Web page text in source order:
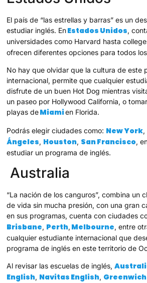
El país de “las estrellas y barras” es un
estudiar inglés. EnEstados Unidos,
universidades como Harvard hasta
ofrecen diferentes opciones para todos
No hay que olvidar que la cultura de este
internacional, permite que cualquier
disfrute de un buen Hot Dog mientras
un paseo por Hollywood California, o
playas deMiamien Florida.
Podrás elegir ciudades como: New York,
Ángeles, Houston, San Francisco,
estudiar un programa de inglés.
Australia
“La nación de los canguros”, combina un
de vida sin mucha presión, con una gran
en sus programas, cuenta con ciudades
Brisbane, Perth, Melbourne, entre
cualquier estudiante internacional que
programa de inglés en este territorio de
Al revisar las escuelas de inglés,
English, Navitas English,